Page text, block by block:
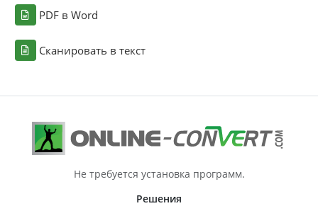
PDF в Word
Сканировать в текст
Не требуется установка программ.
Решения